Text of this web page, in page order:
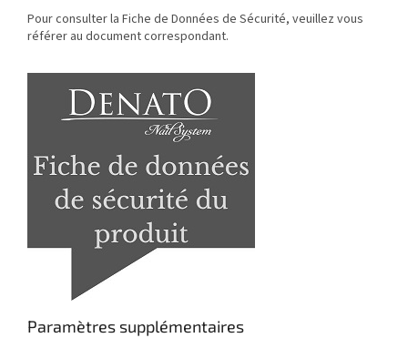
Pour consulter la Fiche de Données de Sécurité, veuillez vous
référer au document correspondant.
Paramètres supplémentaires